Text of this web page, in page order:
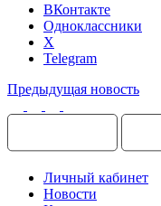
ВКонтакте
Одноклассники
X
Telegram
Предыдущая новость
Личный кабинет
Новости